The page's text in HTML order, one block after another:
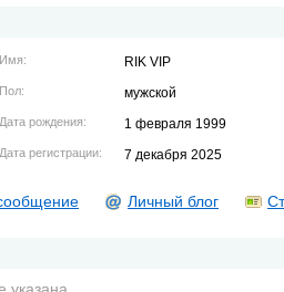
Имя: RIK VIP
Пол: мужской
Дата рождения: 1 февраля 1999
Дата регистрации: 7 декабря 2025
Личный блог